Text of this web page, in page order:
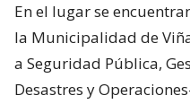
En el lugar se
la Municipalidad de
a Seguridad Pública,
Desastres y